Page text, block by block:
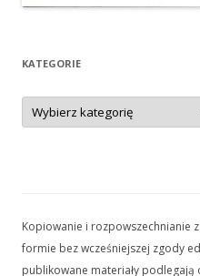
KATEGORIE
Kategorie
Kopiowanie i rozpowszechnianie
formie bez wcześniejszej zgody
publikowane materiały